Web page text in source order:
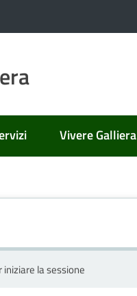
Vivere Galliera
iniziare la sessione